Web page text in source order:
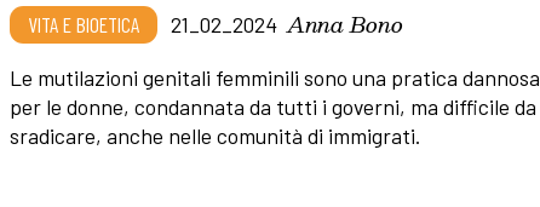
VITA E BIOETICA 21_02_2024 Anna Bono
Le mutilazioni genitali femminili sono una pratica dannosa
per le donne, condannata da tutti i governi, ma difficile da
sradicare, anche nelle comunità di immigrati.